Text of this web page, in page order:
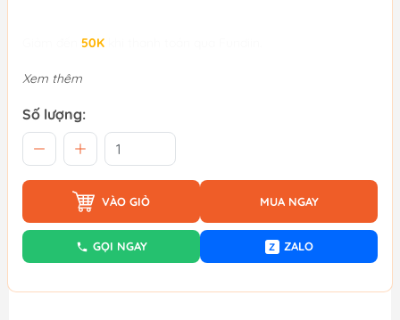
50K
Xem thêm
Số lượng:
VÀO GIỎ MUA NGAY
GỌI NGAY Z ZALO